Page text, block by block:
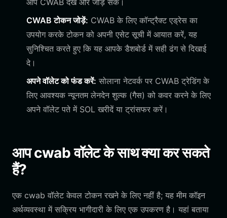
आप CWAB देख और जोड़ सकें।
CWAB टोकन जोड़ें: CWAB के लिए कॉन्ट्रैक्ट एड्रेस का
उपयोग करके टोकन को अपनी एसेट सूची में आयात करें, यह
सुनिश्चित करते हुए कि यह आपके डैशबोर्ड में सही ढंग से दिखाई
दे।
अपने वॉलेट को फंड करें: सोलाना नेटवर्क पर CWAB ट्रेडिंग के
लिए आवश्यक न्यूनतम लेनदेन शुल्क (गैस) को कवर करने के लिए
अपने वॉलेट पते में SOL खरीदें या ट्रांसफर करें।
आप cwab वॉलेट के साथ क्या कर सकते
हैं?
एक cwab वॉलेट केवल टोकन रखने के लिए नहीं है; यह मीम कॉइन
अर्थव्यवस्था में सक्रिय भागीदारी के लिए एक उपकरण है। यहां बताया